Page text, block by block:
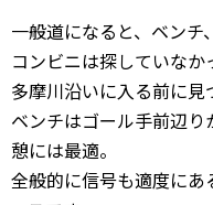
一般道になると、ベンチ
コンビニは探していな
多摩川沿いに入る前に見
ベンチはゴール手前辺
憩には最適。
全般的に信号も適度に